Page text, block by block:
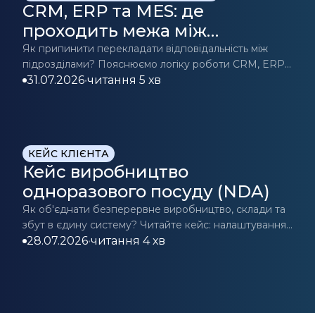
CRM, ERP та MES: де
проходить межа між
«продажами» та
«виробництвом»?
Як припинити перекладати відповідальність між
підрозділами? Пояснюємо логіку роботи CRM, ERP
та MES.
31.07.2026•читання 5 хв
КЕЙС КЛІЄНТА
Кейс виробництво
одноразового посуду (NDA)
Як об'єднати безперервне виробництво, склади та
збут в єдину систему? Читайте кейс: налаштування
планування, контролю якості та обліку відходів.
28.07.2026•читання 4 хв